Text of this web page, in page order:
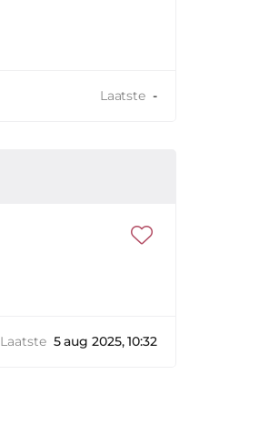
Laatste -
Laatste 5 aug 2025, 10:32